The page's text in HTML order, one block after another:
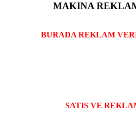
MAKINA
BURADA REKLAM
SATIS VE